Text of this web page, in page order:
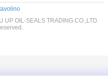
OIL-SEALS TRADING CO.,LTD.